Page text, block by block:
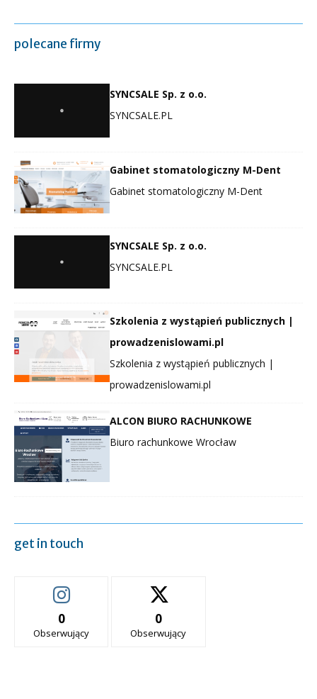
polecane firmy
SYNCSALE Sp. z o.o.
SYNCSALE.PL
Gabinet stomatologiczny M-Dent
Gabinet stomatologiczny M-Dent
SYNCSALE Sp. z o.o.
SYNCSALE.PL
Szkolenia z wystąpień publicznych |
prowadzenislowami.pl
Szkolenia z wystąpień publicznych |
prowadzenislowami.pl
ALCON BIURO RACHUNKOWE
Biuro rachunkowe Wrocław
get in touch
0
Obserwujący
0
Obserwujący